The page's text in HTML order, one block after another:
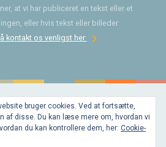
at vi har publiceret en tekst eller et
eller hvis tekst eller billeder
kontakt os venligst herchevron_right
Bygget med
WordPressog
favoriteaf
bruger cookies. Ved at fortsætte,
af disse. Du kan læse mere om, hvordan vi
du kan kontrollere dem, her: Cookie-